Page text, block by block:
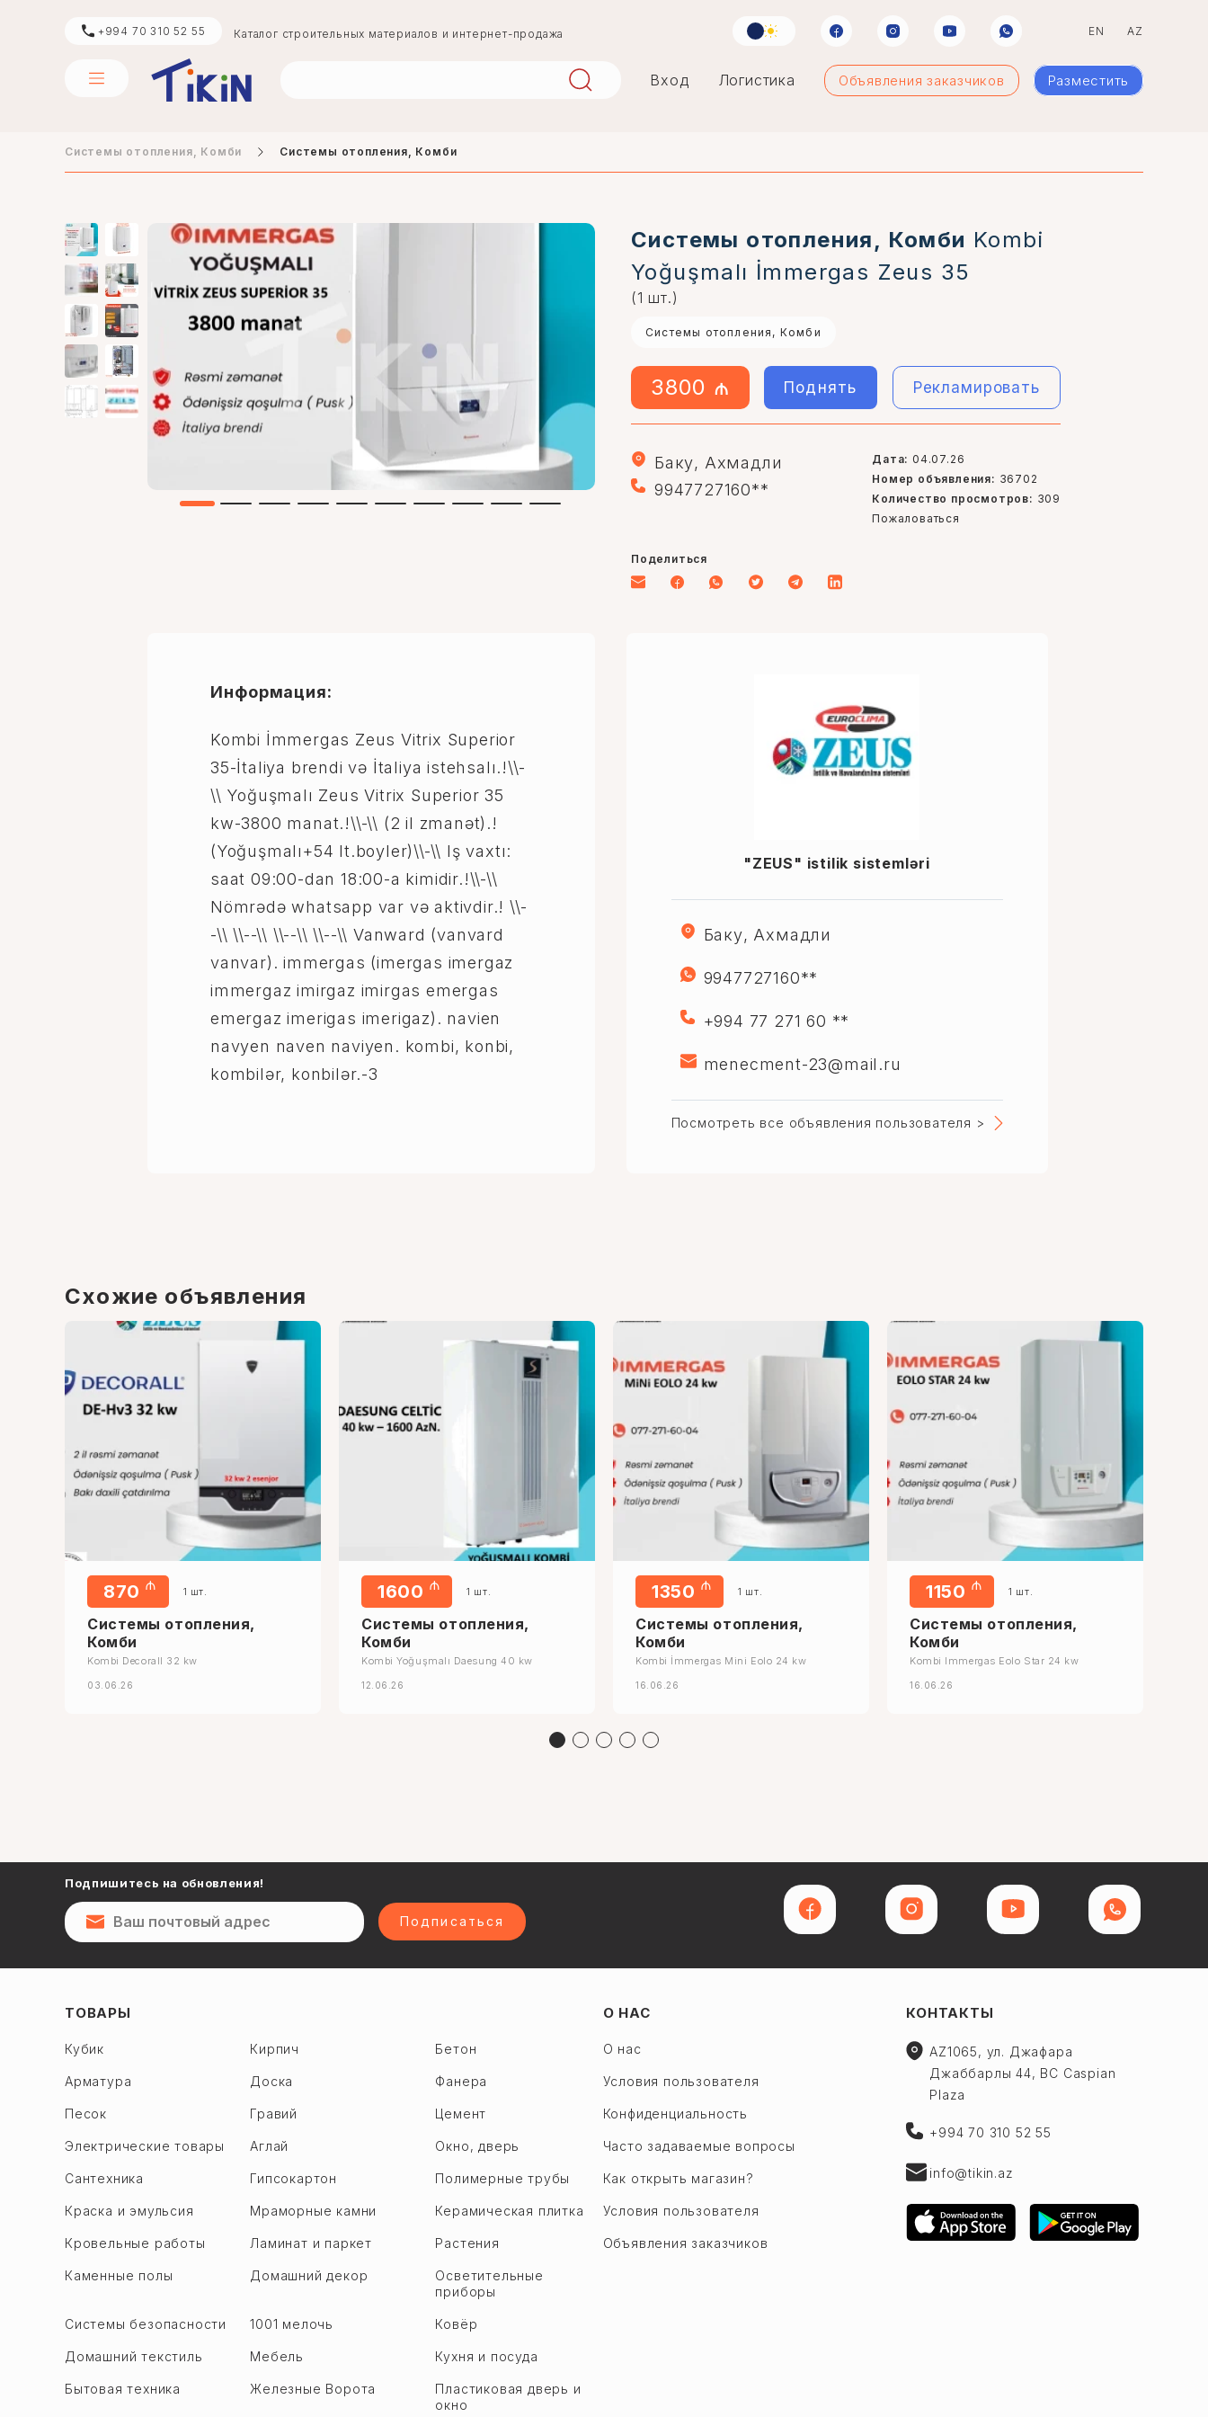
+994 70 310 52 55 Каталог строительных материалов и интернет-продажа EN AZ
Вход Логистика Объявления заказчиков Разместить
Системы отопления, Комби Системы отопления, Комби
Системы отопления, Комби Kombi
Yoğuşmalı İmmergas Zeus 35
(1 шт.)
Системы отопления, Комби
3800 ₼ Поднять Рекламировать
Баку, Ахмадли
9947727160**
Дата: 04.07.26
Номер объявления: 36702
Количество просмотров: 309
Пожаловаться
Поделиться
Информация:
Kombi İmmergas Zeus Vitrix Superior
35-İtaliya brendi və İtaliya istehsalı.!\\-
\\ Yoğuşmalı Zeus Vitrix Superior 35
kw-3800 manat.!\\-\\ (2 il zmanət).!
(Yoğuşmalı+54 lt.boyler)\\-\\ Iş vaxtı:
saat 09:00-dan 18:00-a kimidir.!\\-\\
Nömrədə whatsapp var və aktivdir.! \\-
-\\ \\--\\ \\--\\ \\--\\ Vanward (vanvard
vanvar). immergas (imergas imergaz
immergaz imirgaz imirgas emergas
emergaz imerigas imerigaz). navien
navyen naven naviyen. kombi, konbi,
kombilər, konbilər.-3
"ZEUS" istilik sistemləri
Баку, Ахмадли
9947727160**
+994 77 271 60 **
menecment-23@mail.ru
Посмотреть все объявления пользователя >
Схожие объявления
870 ₼ 1 шт.
Системы отопления,
Комби
Kombi Decorall 32 kw
03.06.26
1600 ₼ 1 шт.
Системы отопления,
Комби
Kombi Yoğuşmalı Daesung 40 kw
12.06.26
1350 ₼ 1 шт.
Системы отопления,
Комби
Kombi İmmergas Mini Eolo 24 kw
16.06.26
1150 ₼ 1 шт.
Системы отопления,
Комби
Kombi Immergas Eolo Star 24 kw
16.06.26
Подпишитесь на обновления!
Подписаться
ТОВАРЫ
Кубик Кирпич Бетон
Арматура Доска Фанера
Песок Гравий Цемент
Электрические товары Аглай Окно, дверь
Сантехника Гипсокартон Полимерные трубы
Краска и эмульсия Мраморные камни Керамическая плитка
Кровельные работы Ламинат и паркет Растения
Каменные полы Домашний декор
Осветительные
приборы
Системы безопасности 1001 мелочь Ковёр
Домашний текстиль Мебель Кухня и посуда
Бытовая техника Железные Ворота
Пластиковая дверь и
окно
О НАС
О нас
Условия пользователя
Конфиденциальность
Часто задаваемые вопросы
Как открыть магазин?
Условия пользователя
Объявления заказчиков
КОНТАКТЫ
AZ1065, ул. Джафара
Джаббарлы 44, BC Caspian
Plaza
+994 70 310 52 55
info@tikin.az